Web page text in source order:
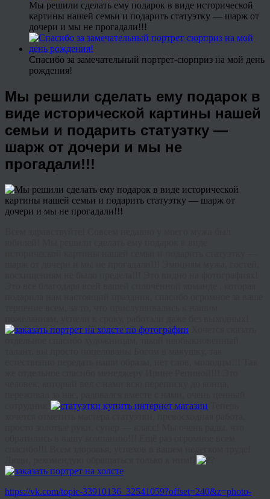
Мы решили сделать ему подарок в виде исторической
картины нашей семьи и подарить статуэтку — шарж от
дочери и мы не прогадали!!!
Спасибо за замечательный портрет-сюрприз на мой день
рождения!
Мы решили сделать ему подарок в
виде исторической картины нашей
семьи и подарить статуэтку —
шарж от дочери и мы не
прогадали!!!
https://vk.com/topic-33910136_32541059?offset=240&z=photo-